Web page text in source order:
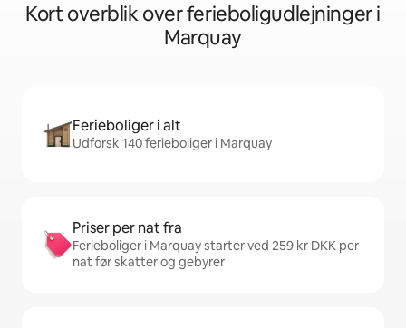
Kort overblik over ferieboligudlejninger i
Marquay
Ferieboliger i alt
Udforsk 140 ferieboliger i Marquay
Priser per nat fra
Ferieboliger i Marquay starter ved 259 kr DKK per
nat før skatter og gebyrer